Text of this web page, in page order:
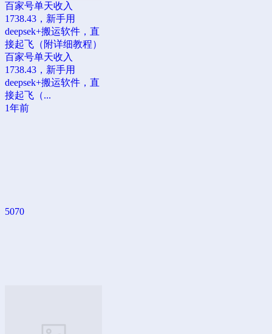
百家号单天收入
1738.43，新手用
deepsek+搬运软件，直
接起飞（附详细教程）
百家号单天收入
1738.43，新手用
deepsek+搬运软件，直
接起飞（...
1年前
5070